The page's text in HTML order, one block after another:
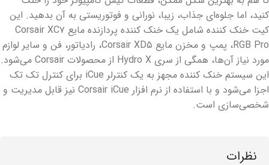
کنید، اما جلوه‌ای جذاب، زیبا، نورانی و فوتوریستی به آن بدهید. این
کیت خنک کننده شامل یک خنک کننده پردازنده مایع Corsair XC۷
RGB Pro، پمپ و مخزن مایع Corsair XD۵، رادیاتور، فن و سایر لوازم
مورد نیاز آن‌ها، همگی از سری Hydro X از محصولات Corsair می‌شود.
این سیستم خنک کننده مجهز به یک کنترلر iCue برای کنترل تک تک
اجزا می‌شود و با استفاده از نرم افزار Corsair iCue نیز قابل مدیریت و
شخصی‌سازی است.
نظرات